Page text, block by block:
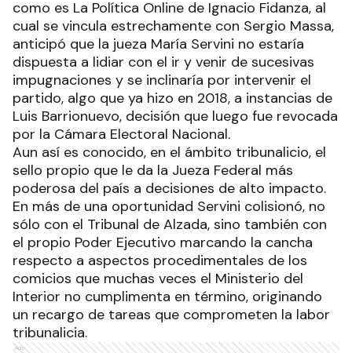
como es La Política Online de Ignacio Fidanza, al
cual se vincula estrechamente con Sergio Massa,
anticipó que la jueza María Servini no estaría
dispuesta a lidiar con el ir y venir de sucesivas
impugnaciones y se inclinaría por intervenir el
partido, algo que ya hizo en 2018, a instancias de
Luis Barrionuevo, decisión que luego fue revocada
por la Cámara Electoral Nacional.
Aun así es conocido, en el ámbito tribunalicio, el
sello propio que le da la Jueza Federal más
poderosa del país a decisiones de alto impacto.
En más de una oportunidad Servini colisionó, no
sólo con el Tribunal de Alzada, sino también con
el propio Poder Ejecutivo marcando la cancha
respecto a aspectos procedimentales de los
comicios que muchas veces el Ministerio del
Interior no cumplimenta en término, originando
un recargo de tareas que comprometen la labor
tribunalicia.
Ads